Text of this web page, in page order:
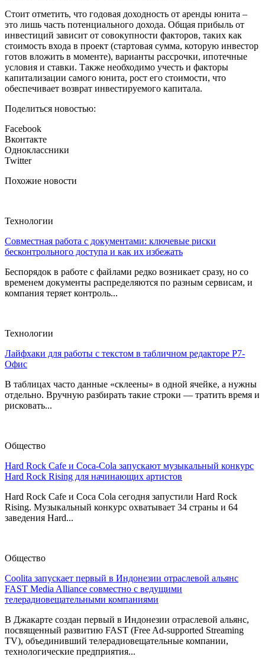
Стоит отметить, что годовая доходность от аренды юнита –
это лишь часть потенциального дохода. Общая прибыль от
инвестиций зависит от совокупности факторов, таких как
стоимость входа в проект (стартовая сумма, которую инвестор
готов вложить в моменте), варианты рассрочки, ипотечные
условия и ставки. Также необходимо учесть и факторы
капитализации самого юнита, рост его стоимости, что
обеспечивает возврат инвестируемого капитала.
Поделиться новостью:
Facebook
Вконтакте
Одноклассники
Twitter
Похожие новости
Технологии
Совместная работа с документами: ключевые риски
бесконтрольного доступа и как их избежать
Беспорядок в работе с файлами редко возникает сразу, но со
временем документы распределяются по разным сервисам, и
компания теряет контроль...
Технологии
Лайфхаки для работы с текстом в табличном редакторе Р7-
Офис
В таблицах часто данные «склеены» в одной ячейке, а нужны
отдельно. Вручную разбирать такие строки — тратить время и
рисковать...
Общество
Hard Rock Cafe и Coca-Cola запускают музыкальный конкурс
Hard Rock Rising для начинающих артистов
Hard Rock Cafe и Coca Cola сегодня запустили Hard Rock
Rising. Музыкальный конкурс охватывает 34 страны и 64
заведения Hard...
Общество
Coolita запускает первый в Индонезии отраслевой альянс
FAST Media Alliance совместно с ведущими
телерадиовещательными компаниями
В Джакарте создан первый в Индонезии отраслевой альянс,
посвященный развитию FAST (Free Ad-supported Streaming
TV), объединивший телерадиовещательные компании,
технологические предприятия...